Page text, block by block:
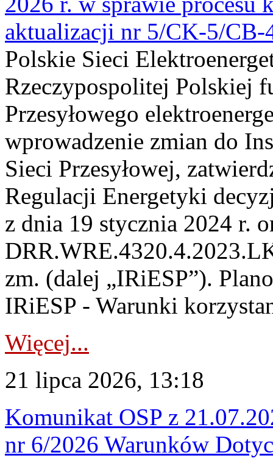
aktualizacji nr 5/CK-5/CB-
Polskie Sieci
Rzeczypospolitej Polskiej
Przesyłowego
wprowadzenie zmian do
Sieci Przesyłowej,
Regulacji Energetyki
z dnia 19 stycznia 2024 r.
zm. (dalej „IRiESP”).
IRiESP - Warunki
Więcej...
21 lipca 2026, 13:18
Komunikat OSP z
nr 6/2026 Warunków